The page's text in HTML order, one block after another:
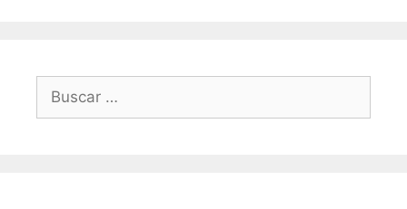
Buscar: